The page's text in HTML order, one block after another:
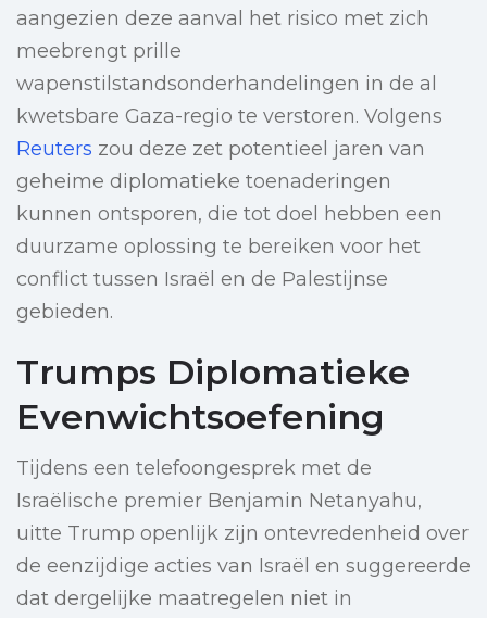
aangezien deze aanval het risico met zich
meebrengt prille
wapenstilstandsonderhandelingen in de al
kwetsbare Gaza-regio te verstoren. Volgens
Reuters zou deze zet potentieel jaren van
geheime diplomatieke toenaderingen
kunnen ontsporen, die tot doel hebben een
duurzame oplossing te bereiken voor het
conflict tussen Israël en de Palestijnse
gebieden.
Trumps Diplomatieke
Evenwichtsoefening
Tijdens een telefoongesprek met de
Israëlische premier Benjamin Netanyahu,
uitte Trump openlijk zijn ontevredenheid over
de eenzijdige acties van Israël en suggereerde
dat dergelijke maatregelen niet in